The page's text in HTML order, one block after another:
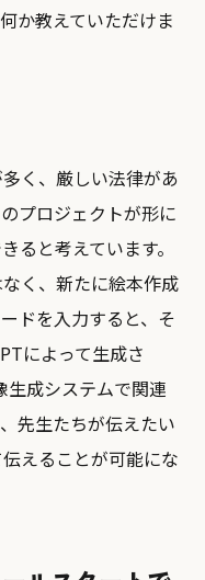
か教えていただけま
く、厳しい法律があ
プロジェクトが形に
ると考えています。
く、新たに絵本作成
ドを入力すると、そ
によって生成さ
生成システムで関連
先生たちが伝えたい
えることが可能にな